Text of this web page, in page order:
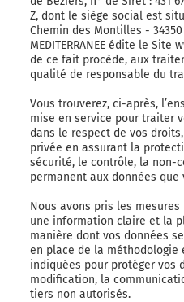
Z, dont le siège social est
Chemin des Montilles - 34350
MEDITERRANEE édite le Site
de ce fait procède, aux
qualité de responsable du
Vous trouverez, ci-après,
mise en service pour traiter
dans le respect de vos
privée en assurant la
sécurité, le contrôle, la non-
permanent aux données que
Nous avons pris les
une information claire et la
manière dont vos données
en place de la méthodologie
indiquées pour protéger vos
modification, la
tiers non autorisés.